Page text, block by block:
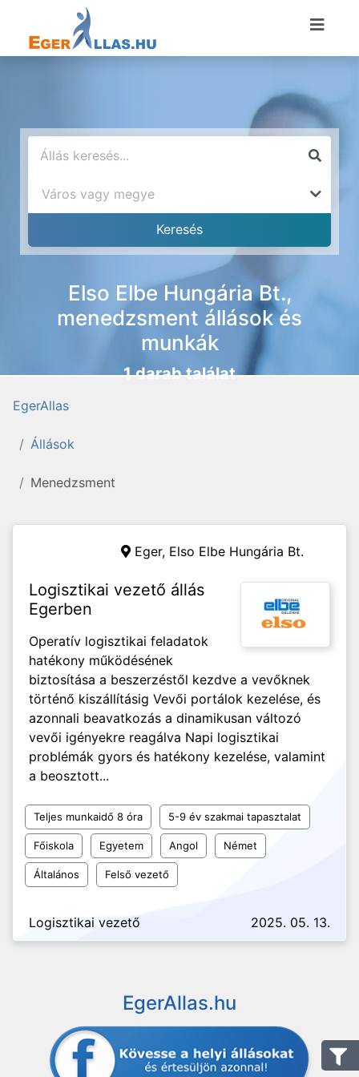
Elso Elbe Hungária Bt.,
menedzsment állások és
munkák
1 darab találat
EgerAllas
Állások
Menedzsment
Eger, Elso Elbe Hungária Bt.
Logisztikai vezető állás
Egerben
Operatív logisztikai feladatok
hatékony működésének
biztosítása a beszerzéstől kezdve a vevőknek
történő kiszállításig Vevői portálok kezelése, és
azonnali beavatkozás a dinamikusan változó
vevői igényekre reagálva Napi logisztikai
problémák gyors és hatékony kezelése, valamint
a beosztott...
Teljes munkaidő 8 óra 5-9 év szakmai tapasztalat
Főiskola Egyetem Angol Német
Általános Felső vezető
Logisztikai vezető 2025. 05. 13.
EgerAllas.hu